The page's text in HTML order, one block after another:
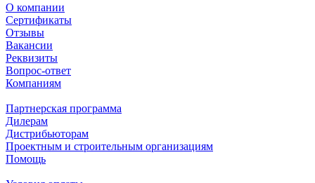
О компании
Сертификаты
Отзывы
Вакансии
Реквизиты
Вопрос-ответ
Компаниям
Партнерская программа
Дилерам
Дистрибьюторам
Проектным и строительным организациям
Помощь